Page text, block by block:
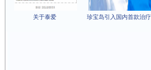
关于泰爱 珍宝岛引入国内首款治疗